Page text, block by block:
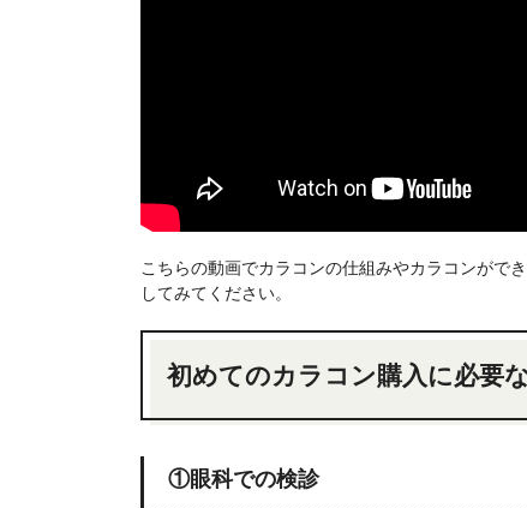
こちらの動画でカラコンの仕組みやカラコンがで
してみてください。
初めてのカラコン購入に必要
①眼科での検診